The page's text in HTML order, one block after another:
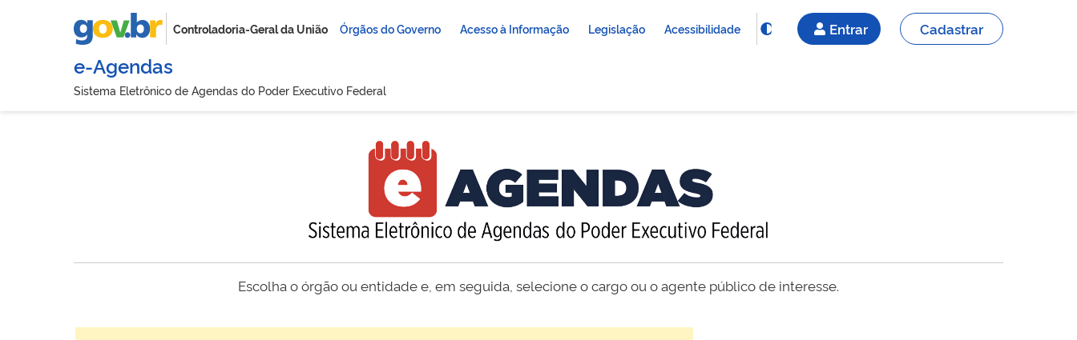
Controladoria-Geral da União Órgãos do Governo Acesso à Informação Legislação Acessibilidade Entrar Cadastrar
e-Agendas
Sistema Eletrônico de Agendas do Poder Executivo Federal
Escolha o órgão ou entidade e, em seguida, selecione o cargo ou o agente público de interesse.